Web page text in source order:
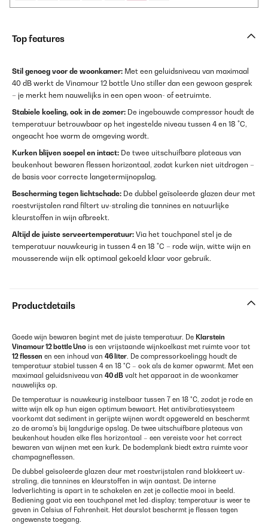
Top features
Stil genoeg voor de woonkamer: Met een geluidsniveau van maximaal
40 dB werkt de Vinamour 12 bottle Uno stiller dan een gewoon gesprek
– je merkt hem nauwelijks in een open woon- of eetruimte.
Stabiele koeling, ook in de zomer: De ingebouwde compressor houdt de
temperatuur betrouwbaar op het ingestelde niveau tussen 4 en 18 °C,
ongeacht hoe warm de omgeving wordt.
Kurken blijven soepel en intact: De twee uitschuifbare plateaus van
beukenhout bewaren flessen horizontaal, zodat kurken niet uitdrogen –
de basis voor correcte langetermijnopslag.
Bescherming tegen lichtschade: De dubbel geïsoleerde glazen deur met
roestvrijstalen rand filtert uv-straling die tannines en natuurlijke
kleurstoffen in wijn afbreekt.
Altijd de juiste serveertemperatuur: Via het touchpanel stel je de
temperatuur nauwkeurig in tussen 4 en 18 °C – rode wijn, witte wijn en
mousserende wijn elk optimaal gekoeld klaar voor gebruik.
Productdetails
Goede wijn bewaren begint met de juiste temperatuur. De Klarstein
Vinamour 12 bottle Uno is een vrijstaande wijnkoelkast met ruimte voor tot
12 flessen en een inhoud van 46 liter. De compressorkoelingg houdt de
temperatuur stabiel tussen 4 en 18 °C – ook als de kamer opwarmt. Met een
maximaal geluidsniveau van 40 dB valt het apparaat in de woonkamer
nauwelijks op.
De temperatuur is nauwkeurig instelbaar tussen 7 en 18 °C, zodat je rode en
witte wijn elk op hun eigen optimum bewaart. Het antivibratiesysteem
voorkomt dat sediment in gerijpte wijnen wordt opgewereld en beschermt
zo de aroma's bij langdurige opslag. De twee uitschuifbare plateaus van
beukenhout houden elke fles horizontaal – een vereiste voor het correct
bewaren van wijnen met een kurk. De bodemplank biedt extra ruimte voor
champagneflessen.
De dubbel geïsoleerde glazen deur met roestvrijstalen rand blokkeert uv-
straling, die tannines en kleurstoffen in wijn aantast. De interne
ledverlichting is apart in te schakelen en zet je collectie mooi in beeld.
Bediening gaat via een touchpanel met led-display; temperatuur is weer te
geven in Celsius of Fahrenheit. Het deurslot beschermt je flessen tegen
ongewenste toegang.